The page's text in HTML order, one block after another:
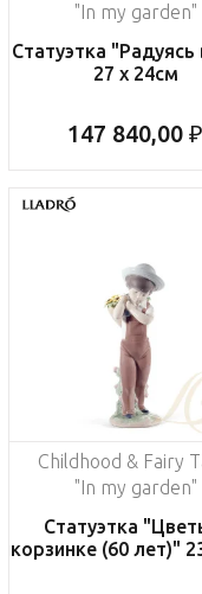
"In my garden"
Статуэтка "Радуясь
27 x 24см
147 840,00 ₽
Childhood & Fairy
"In my garden"
Статуэтка
корзинке (60 лет)"